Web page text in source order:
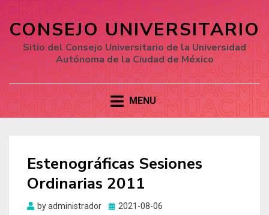
CONSEJO UNIVERSITARIO
Sitio del Consejo Universitario de la Universidad
Autónoma de la Ciudad de México
MENU
Estenográficas Sesiones
Ordinarias 2011
byadministrador
Posted
2021-08-06